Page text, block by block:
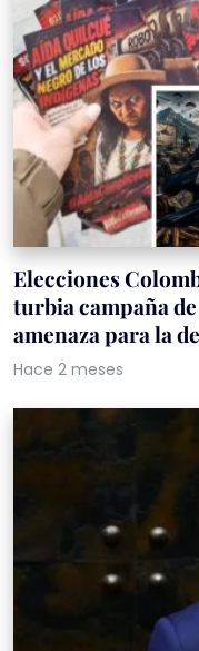
Elecciones
turbia campaña
amenaza para la
Hace 2 meses